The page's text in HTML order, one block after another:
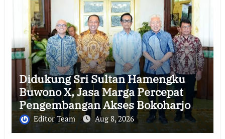
Didukung Sri Sultan Hamengku
Buwono X, Jasa Marga Percepat
Pengembangan Akses Bokoharjo
Tol Jogja-Solo untuk Dukung
Konektivitas DIY
Editor Team Aug 8, 2026